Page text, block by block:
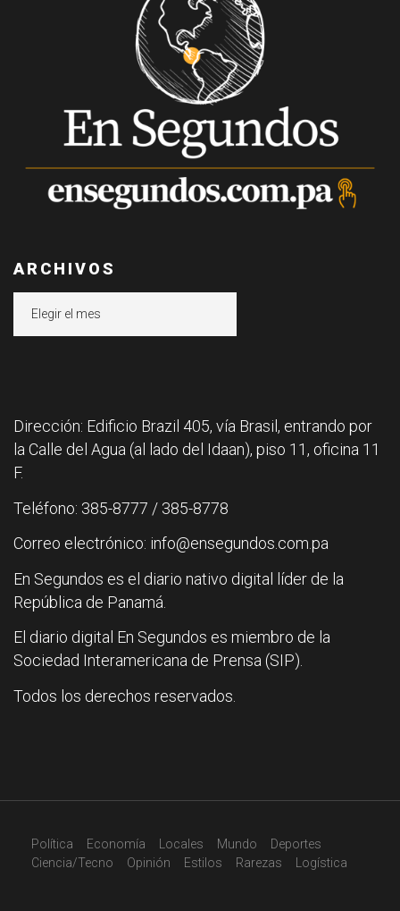
ARCHIVOS
Dirección: Edificio Brazil 405, vía Brasil, entrando por
la Calle del Agua (al lado del Idaan), piso 11, oficina 11
F.
Teléfono: 385-8777 / 385-8778
Correo electrónico: info@ensegundos.com.pa
En Segundos es el diario nativo digital líder de la
República de Panamá.
El diario digital En Segundos es miembro de la
Sociedad Interamericana de Prensa (SIP).
Todos los derechos reservados.
Política Economía Locales Mundo
Deportes
Ciencia/Tecno
Opinión Estilos Rarezas Logística